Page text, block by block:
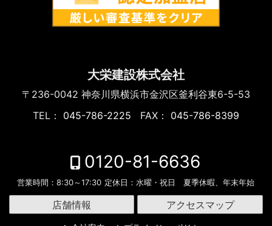
大栄建設株式会社
〒236-0042 神奈川県横浜市金沢区釜利谷東6-5-53
TEL：
045-786-2225 FAX： 045-786-8399
0120-81-6636
営業時間：8:30～17:30 定休日：水曜・祝日 夏季休暇、年末年始
店舗情報 アクセスマップ